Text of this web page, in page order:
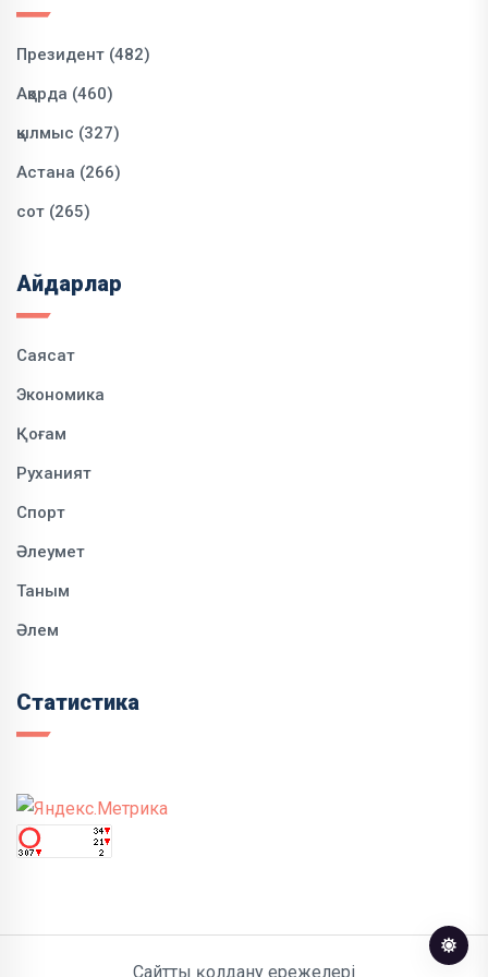
Президент (482)
Ақорда (460)
қылмыс (327)
Астана (266)
сот (265)
Айдарлар
Саясат
Экономика
Қоғам
Руханият
Спорт
Әлеумет
Таным
Әлем
Статистика
Сайтты қолдану ережелері